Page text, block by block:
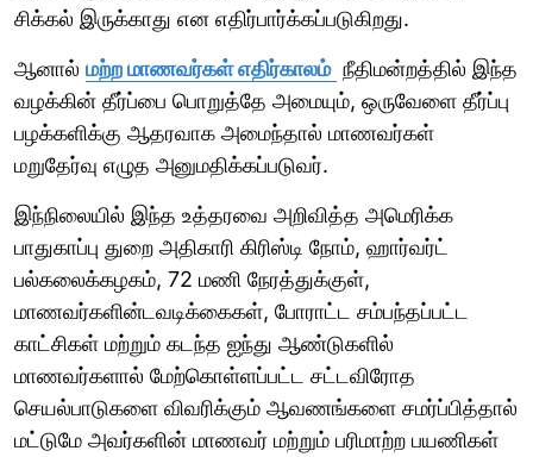
சிக்கல் இருக்காது என எதிர்பார்க்கப்படுகிறது.
ஆனால் மற்ற மாணவர்கள் எதிர்காலம் நீதிமன்றத்தில் இந்த
வழக்கின் தீர்ப்பை பொறுத்தே அமையும், ஒருவேளை தீர்ப்பு
பழக்களிக்கு ஆதரவாக அமைந்தால் மாணவர்கள்
மறுதேர்வு எழுத அனுமதிக்கப்படுவர்.
இந்நிலையில் இந்த உத்தரவை அறிவித்த அமெரிக்க
பாதுகாப்பு துறை அதிகாரி கிரிஸ்டி நோம், ஹார்வர்ட்
பல்கலைக்கழகம், 72 மணி நேரத்துக்குள்,
மாணவர்களின்டவடிக்கைகள், போராட்ட சம்பந்தப்பட்ட
காட்சிகள் மற்றும் கடந்த ஐந்து ஆண்டுகளில்
மாணவர்களால் மேற்கொள்ளப்பட்ட சட்டவிரோத
செயல்பாடுகளை விவரிக்கும் ஆவணங்களை சமர்ப்பித்தால்
மட்டுமே அவர்களின் மாணவர் மற்றும் பரிமாற்ற பயணிகள்